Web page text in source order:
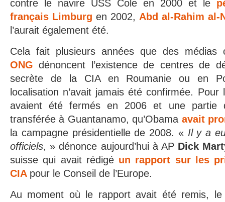
contre le navire USS Cole en 2000 et le
français Limburg en 2002, Abd al-Rahim al-
l’aurait également été.
Cela fait plusieurs années que des
ONG dénoncent l’existence de centres de
secrète de la CIA en Roumanie ou en
localisation n’avait jamais été confirmée.
avaient été fermés en 2006 et une partie
transférée à Guantanamo, qu’Obama avait
la campagne présidentielle de 2008. « Il y a
officiels, » dénonce aujourd’hui à AP Dick
suisse qui avait rédigé un rapport sur les
CIA pour le Conseil de l’Europe.
Au moment où le rapport avait été remis, le